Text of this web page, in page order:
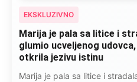
EKSKLUZIVNO
Marija je pala sa litice i
glumio ucveljenog
otkrila jezivu istinu
Marija je pala sa litice i